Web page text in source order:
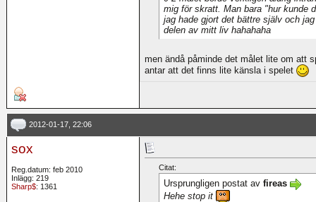
mig för skratt. Man bara "hur kunde
jag hade gjort det bättre själv och
delen av mitt liv hahahaha
men ändå påminde det målet lite om att
antar att det finns lite känsla i spelet
2012-01-17, 22:06
sox
Reg.datum: feb 2010
Inlägg: 219
Sharp$: 1361
Citat:
Ursprungligen postat av fireas
Hehe stop it